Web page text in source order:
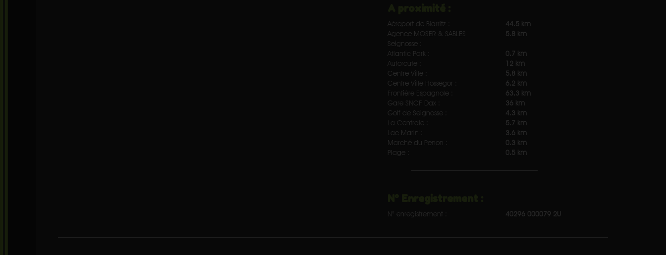
Aéroport de Biarritz :
44.5 km
Agence MOSER & SABLES
Seignosse :
5.8 km
Atlantic Park :
0.7 km
Autoroute :
12 km
Centre Ville :
5.8 km
Centre Ville Hossegor :
6.2 km
Frontière Espagnole :
63.3 km
Gare SNCF Dax :
36 km
Golf de Seignosse :
4.3 km
La Centrale :
5.7 km
Lac Marin :
3.6 km
Marché du Penon :
0.3 km
Plage :
0.5 km
N° enregistrement : 40296 000079 2U